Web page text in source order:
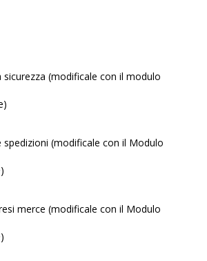
sicurezza (modificale con il modulo
spedizioni (modificale con il Modulo
merce (modificale con il Modulo